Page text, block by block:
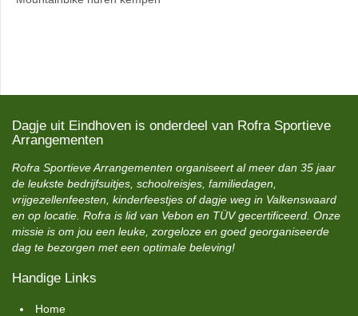
Dagje uit Eindhoven is onderdeel van Rofra Sportieve
Arrangementen
Rofra Sportieve Arrangementen organiseert al meer dan 35 jaar
de leukste bedrijfsuitjes, schoolreisjes, familiedagen,
vrijgezellenfeesten, kinderfeestjes of dagje weg in Valkenswaard
en op locatie. Rofra is lid van Vebon en TÜV gecertificeerd. Onze
missie is om jou een leuke, zorgeloze en goed georganiseerde
dag te bezorgen met een optimale beleving!
Handige Links
Home